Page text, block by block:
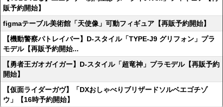
販予約開始】
figmaテーブル美術館「天使像」可動フィギュア【再販予約開始】
【機動警察パトレイバー】D-スタイル「TYPE-J9 グリフォン」プラ
モデル【再販予約開始...
【勇者王ガオガイガー】D-スタイル「超竜神」プラモデル【再販予約
開始】
【仮面ライダーガヴ】「DXおしゃべりブリザードソルベエゴチゾ
ウ」【16時予約開始】